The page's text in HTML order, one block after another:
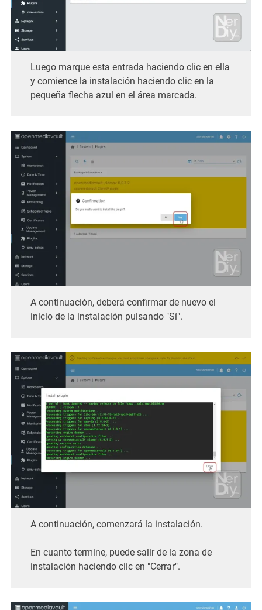
Luego marque esta entrada haciendo clic en ella
y comience la instalación haciendo clic en la
pequeña flecha azul en el área marcada.
A continuación, deberá confirmar de nuevo el
inicio de la instalación pulsando "Sí".
A continuación, comenzará la instalación.
En cuanto termine, puede salir de la zona de
instalación haciendo clic en "Cerrar".